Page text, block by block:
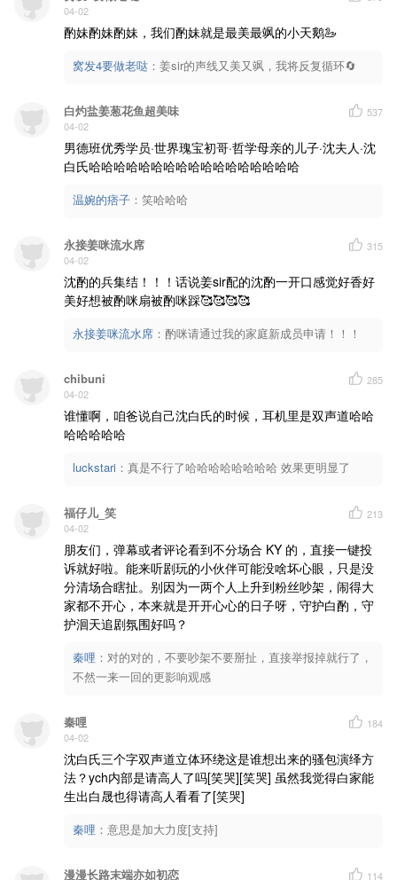
04-02
酌妹酌妹酌妹，我们酌妹就是最美最飒的小天鹅🦢
窝发4要做老哒 ： 姜sir的声线又美又飒，我将反复循环🔄
白灼盐姜葱花鱼超美味
04-02
537
男德班优秀学员·世界瑰宝初哥·哲学母亲的儿子·沈夫人·沈
白氏哈哈哈哈哈哈哈哈哈哈哈哈哈哈哈哈哈
温婉的痞子 ： 笑哈哈哈
永接姜咪流水席
04-02
315
沈酌的兵集结！！！话说姜sir配的沈酌一开口感觉好香好
美好想被酌咪扇被酌咪踩🥰🥰🥰🥰
永接姜咪流水席 ： 酌咪请通过我的家庭新成员申请！！！
chibuni
04-02
285
谁懂啊，咱爸说自己沈白氏的时候，耳机里是双声道哈哈
哈哈哈哈哈
luckstari ： 真是不行了哈哈哈哈哈哈哈哈 效果更明显了
福仔儿_笑
04-02
213
朋友们，弹幕或者评论看到不分场合 KY 的，直接一键投
诉就好啦。能来听剧玩的小伙伴可能没啥坏心眼，只是没
分清场合瞎扯。别因为一两个人上升到粉丝吵架，闹得大
家都不开心，本来就是开开心心的日子呀，守护白酌，守
护洄天追剧氛围好吗？
秦哩 ： 对的对的，不要吵架不要掰扯，直接举报掉就行了，
不然一来一回的更影响观感
秦哩
04-02
184
沈白氏三个字双声道立体环绕这是谁想出来的骚包演绎方
法？ych内部是请高人了吗[笑哭][笑哭] 虽然我觉得白家能
生出白晟也得请高人看看了[笑哭]
秦哩 ： 意思是加大力度[支持]
漫漫长路末端亦如初恋 114